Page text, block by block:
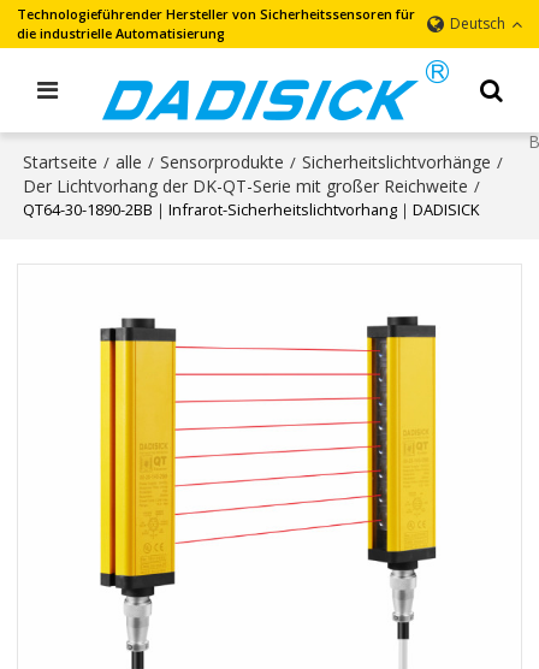
Technologieführender Hersteller von Sicherheitssensoren für
die industrielle Automatisierung
Deutsch
Startseite / alle / Sensorprodukte / Sicherheitslichtvorhänge /
Der Lichtvorhang der DK-QT-Serie mit großer Reichweite /
QT64-30-1890-2BB｜Infrarot-Sicherheitslichtvorhang｜DADISICK